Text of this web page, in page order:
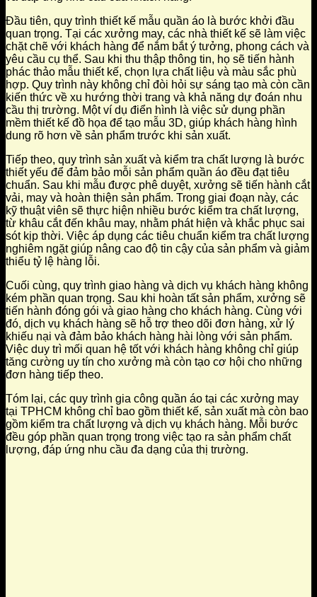
Đầu tiên, quy trình thiết kế mẫu quần áo là bước khởi đầu
quan trọng. Tại các xưởng may, các nhà thiết kế sẽ làm việc
chặt chẽ với khách hàng để nắm bắt ý tưởng, phong cách và
yêu cầu cụ thể. Sau khi thu thập thông tin, họ sẽ tiến hành
phác thảo mẫu thiết kế, chọn lựa chất liệu và màu sắc phù
hợp. Quy trình này không chỉ đòi hỏi sự sáng tạo mà còn cần
kiến thức về xu hướng thời trang và khả năng dự đoán nhu
cầu thị trường. Một ví dụ điển hình là việc sử dụng phần
mềm thiết kế đồ họa để tạo mẫu 3D, giúp khách hàng hình
dung rõ hơn về sản phẩm trước khi sản xuất.
Tiếp theo, quy trình sản xuất và kiểm tra chất lượng là bước
thiết yếu để đảm bảo mỗi sản phẩm quần áo đều đạt tiêu
chuẩn. Sau khi mẫu được phê duyệt, xưởng sẽ tiến hành cắt
vải, may và hoàn thiện sản phẩm. Trong giai đoạn này, các
kỹ thuật viên sẽ thực hiện nhiều bước kiểm tra chất lượng,
từ khâu cắt đến khâu may, nhằm phát hiện và khắc phục sai
sót kịp thời. Việc áp dụng các tiêu chuẩn kiểm tra chất lượng
nghiêm ngặt giúp nâng cao độ tin cậy của sản phẩm và giảm
thiểu tỷ lệ hàng lỗi.
Cuối cùng, quy trình giao hàng và dịch vụ khách hàng không
kém phần quan trọng. Sau khi hoàn tất sản phẩm, xưởng sẽ
tiến hành đóng gói và giao hàng cho khách hàng. Cùng với
đó, dịch vụ khách hàng sẽ hỗ trợ theo dõi đơn hàng, xử lý
khiếu nại và đảm bảo khách hàng hài lòng với sản phẩm.
Việc duy trì mối quan hệ tốt với khách hàng không chỉ giúp
tăng cường uy tín cho xưởng mà còn tạo cơ hội cho những
đơn hàng tiếp theo.
Tóm lại, các quy trình gia công quần áo tại các xưởng may
tại TPHCM không chỉ bao gồm thiết kế, sản xuất mà còn bao
gồm kiểm tra chất lượng và dịch vụ khách hàng. Mỗi bước
đều góp phần quan trọng trong việc tạo ra sản phẩm chất
lượng, đáp ứng nhu cầu đa dạng của thị trường.